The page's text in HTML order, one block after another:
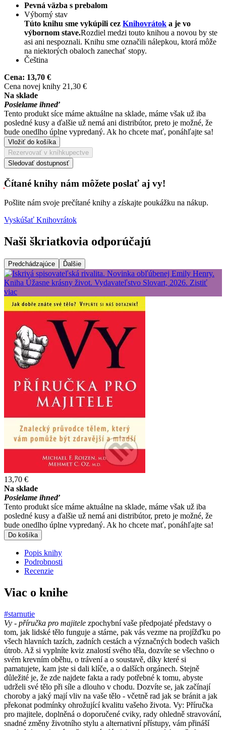
Pevná väzba s prebalom
Výborný stav
Túto knihu sme vykúpili cez Knihovrátok a je vo
výbornom stave.Rozdiel medzi touto knihou a novou by ste
asi ani nespoznali. Knihu sme označili nálepkou, ktorá môže
na niektorých obaloch zanechať stopy.
Čeština
Cena: 13,70 €
Cena novej knihy 21,30 €
Na sklade
Posielame ihneď
Tento produkt síce máme aktuálne na sklade, máme však už iba
posledné kusy a ďalšie už nemá ani distribútor, preto je možné, že
bude onedlho úplne vypredaný. Ak ho chcete mať, ponáhľajte sa!
Vložiť do košíka
Rezervovať v kníhkupectve
Sledovať dostupnosť
Čítané knihy nám môžete poslať aj vy!
Pošlite nám svoje prečítané knihy a získajte poukážku na nákup.
Vyskúšať Knihovrátok
Naši škriatkovia odporúčajú
Predchádzajúce Ďalšie
13,70 €
Na sklade
Posielame ihneď
Tento produkt síce máme aktuálne na sklade, máme však už iba
posledné kusy a ďalšie už nemá ani distribútor, preto je možné, že
bude onedlho úplne vypredaný. Ak ho chcete mať, ponáhľajte sa!
Do košíka
Popis knihy
Podrobnosti
Recenzie
Viac o knihe
#starnutie
Vy - příručka pro majitele zpochybní vaše předpojaté představy o
tom, jak lidské tělo funguje a stárne, pak vás vezme na projížďku po
všech hlavních tazích, zadních cestách a význačných bodech vašich
útrob. Až si vyplníte kviz znalostí svého těla, dozvíte se všechno o
svém krevním oběhu, o trávení a o soustavě, díky které si
pamatujete, kam jste si dali klíče, a o dalších orgánech. Stejně
důležité je, že zde najdete fakta a rady potřebné k tomu, abyste
udrželi své tělo při síle a dlouho v chodu. Dozvíte se, jak začínají
choroby a jaký mají vliv na vaše tělo - včetně rad jak se bránit a jak
překonat podmínky ohrožující kvalitu vašeho života. Vy: Příručka
pro majitele, doplněná o doporučené cviky, rady ohledně stravování,
snadné změny životního stylu a alternativní přístupy, vám přináší